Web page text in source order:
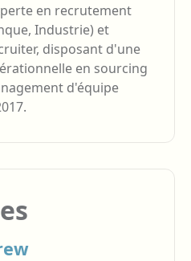
en recrutement
Industrie) et
disposant d'une
en sourcing
d'équipe